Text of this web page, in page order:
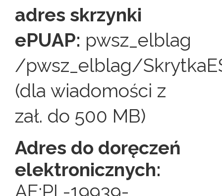
adres skrzynki
ePUAP: pwsz_elblag
/pwsz_elblag/
(dla wiadomości z
zał. do 500 MB)
Adres do doręczeń
elektronicznych:
AE:PL-19939-